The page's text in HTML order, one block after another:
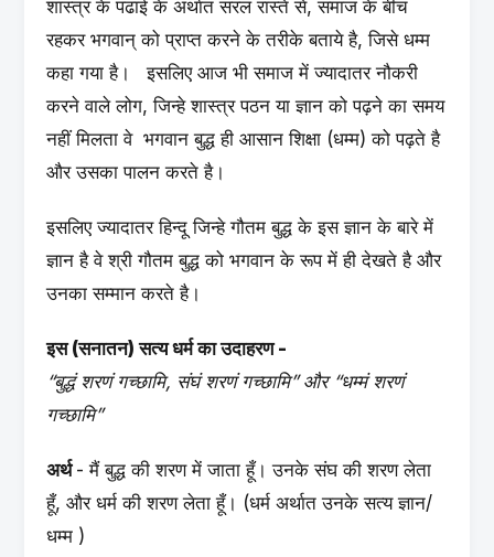
शास्त्र के पढाई के अर्थात सरल रास्ते से, समाज के बीच
रहकर भगवान् को प्राप्त करने के तरीके बताये है, जिसे धम्म
कहा गया है। इसलिए आज भी समाज में ज्यादातर नौकरी
करने वाले लोग, जिन्हे शास्त्र पठन या ज्ञान को पढ़ने का समय
नहीं मिलता वे भगवान बुद्ध ही आसान शिक्षा (धम्म) को पढ़ते है
और उसका पालन करते है।
इसलिए ज्यादातर हिन्दू जिन्हे गौतम बुद्ध के इस ज्ञान के बारे में
ज्ञान है वे श्री गौतम बुद्ध को भगवान के रूप में ही देखते है और
उनका सम्मान करते है।
इस (सनातन) सत्य धर्म का उदाहरण -
“बुद्धं शरणं गच्छामि, संघं शरणं गच्छामि” और “धम्मं शरणं
गच्छामि”
अर्थ - मैं बुद्ध की शरण में जाता हूँ। उनके संघ की शरण लेता
हूँ, और धर्म की शरण लेता हूँ। (धर्म अर्थात उनके सत्य ज्ञान/
धम्म )